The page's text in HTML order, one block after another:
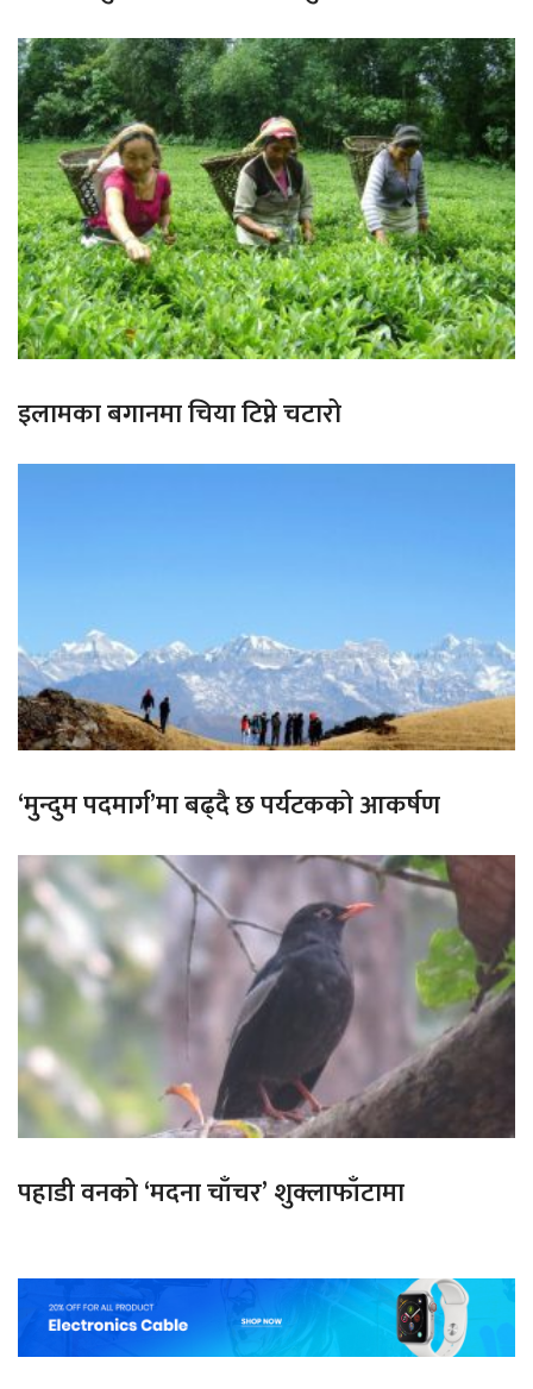
इलामका बगानमा चिया टिप्ने चटारो
‘मुन्दुम पदमार्ग’मा बढ्दै छ पर्यटकको आकर्षण
पहाडी वनको ‘मदना चाँचर’ शुक्लाफाँटामा